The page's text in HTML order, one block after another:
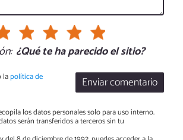
¿Qué te ha parecido el sitio?
Enviar comentario
lapolítica de
los datos personales solo para uso interno.
serán transferidos a terceros sin tu